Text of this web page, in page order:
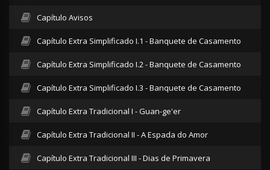
Capítulo Avisos
Capítulo Extra Simplificado I.1 - Banquete de Casamento
Capítulo Extra Simplificado I.2 - Banquete de Casamento
Capítulo Extra Simplificado I.3 - Banquete de Casamento
Capítulo Extra Tradicional I - Guan-ge'er
Capítulo Extra Tradicional II - A Espada do Amor
Capítulo Extra Tradicional III - Dias de Primavera